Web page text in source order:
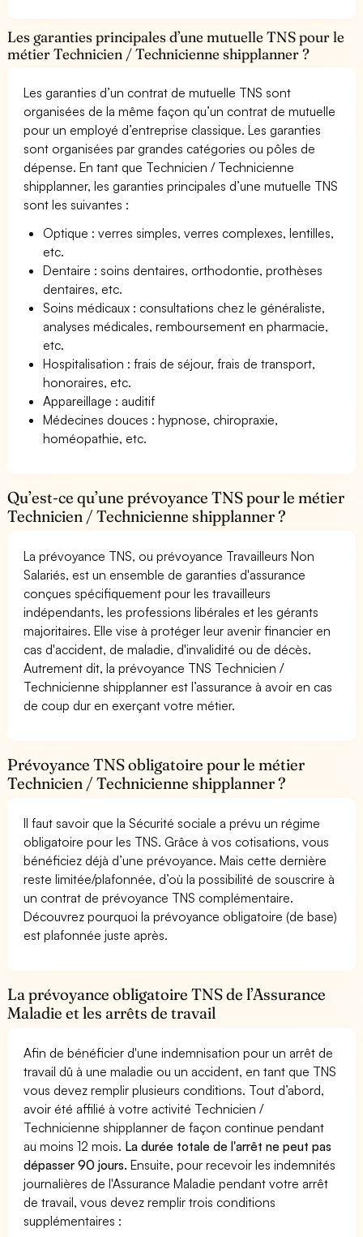
Les garanties principales d’une mutuelle TNS pour le
métier Technicien / Technicienne shipplanner ?
Les garanties d’un contrat de mutuelle TNS sont
organisées de la même façon qu’un contrat de mutuelle
pour un employé d’entreprise classique. Les garanties
sont organisées par grandes catégories ou pôles de
dépense. En tant que Technicien / Technicienne
shipplanner, les garanties principales d’une mutuelle TNS
sont les suivantes :
Optique : verres simples, verres complexes, lentilles,
etc.
Dentaire : soins dentaires, orthodontie, prothèses
dentaires, etc.
Soins médicaux : consultations chez le généraliste,
analyses médicales, remboursement en pharmacie,
etc.
Hospitalisation : frais de séjour, frais de transport,
honoraires, etc.
Appareillage : auditif
Médecines douces : hypnose, chiropraxie,
homéopathie, etc.
Qu’est-ce qu’une prévoyance TNS pour le métier
Technicien / Technicienne shipplanner ?
La prévoyance TNS, ou prévoyance Travailleurs Non
Salariés, est un ensemble de garanties d'assurance
conçues spécifiquement pour les travailleurs
indépendants, les professions libérales et les gérants
majoritaires. Elle vise à protéger leur avenir financier en
cas d'accident, de maladie, d'invalidité ou de décès.
Autrement dit, la prévoyance TNS Technicien /
Technicienne shipplanner est l’assurance à avoir en cas
de coup dur en exerçant votre métier.
Prévoyance TNS obligatoire pour le métier
Technicien / Technicienne shipplanner ?
Il faut savoir que la Sécurité sociale a prévu un régime
obligatoire pour les TNS. Grâce à vos cotisations, vous
bénéficiez déjà d’une prévoyance. Mais cette dernière
reste limitée/plafonnée, d’où la possibilité de souscrire à
un contrat de prévoyance TNS complémentaire.
Découvrez pourquoi la prévoyance obligatoire (de base)
est plafonnée juste après.
La prévoyance obligatoire TNS de l’Assurance
Maladie et les arrêts de travail
Afin de bénéficier d'une indemnisation pour un arrêt de
travail dû à une maladie ou un accident, en tant que TNS
vous devez remplir plusieurs conditions. Tout d’abord,
avoir été affilié à votre activité Technicien /
Technicienne shipplanner de façon continue pendant
au moins 12 mois. La durée totale de l'arrêt ne peut pas
dépasser 90 jours. Ensuite, pour recevoir les indemnités
journalières de l'Assurance Maladie pendant votre arrêt
de travail, vous devez remplir trois conditions
supplémentaires :